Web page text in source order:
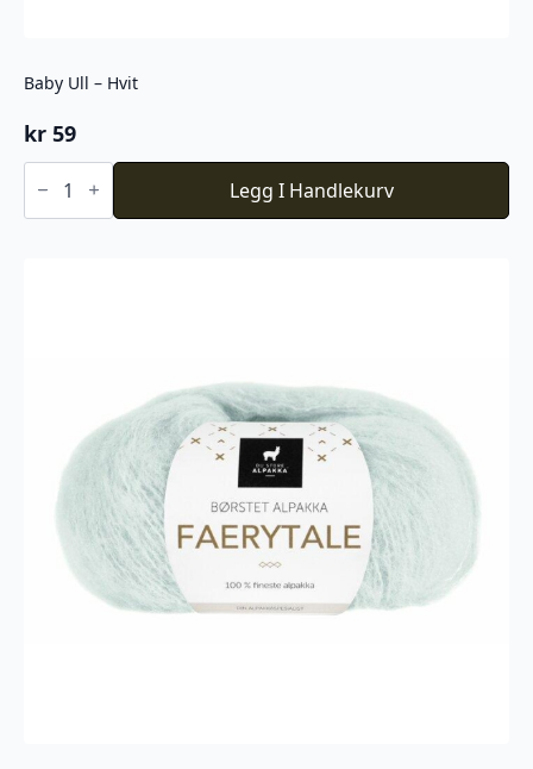
Baby Ull – Hvit
kr 59
Baby
Ull
Hvit
Legg I Handlekurv